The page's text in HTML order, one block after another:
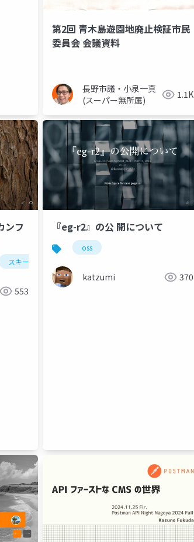
第2回 青木島遊園地廃止検証市民
委員会 会議資料
長野市議・小泉一真
(スーパー無所属)
1.1K
ンフ
スキーマ駆動開発
553
『eg-r2』の公 開について
oss
katzumi 370